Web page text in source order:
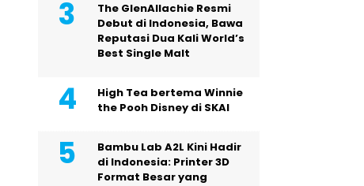
The GlenAllachie Resmi
Debut di Indonesia, Bawa
Reputasi Dua Kali World’s
Best Single Malt
High Tea bertema Winnie
the Pooh Disney di SKAI
Bambu Lab A2L Kini Hadir
di Indonesia: Printer 3D
Format Besar yang